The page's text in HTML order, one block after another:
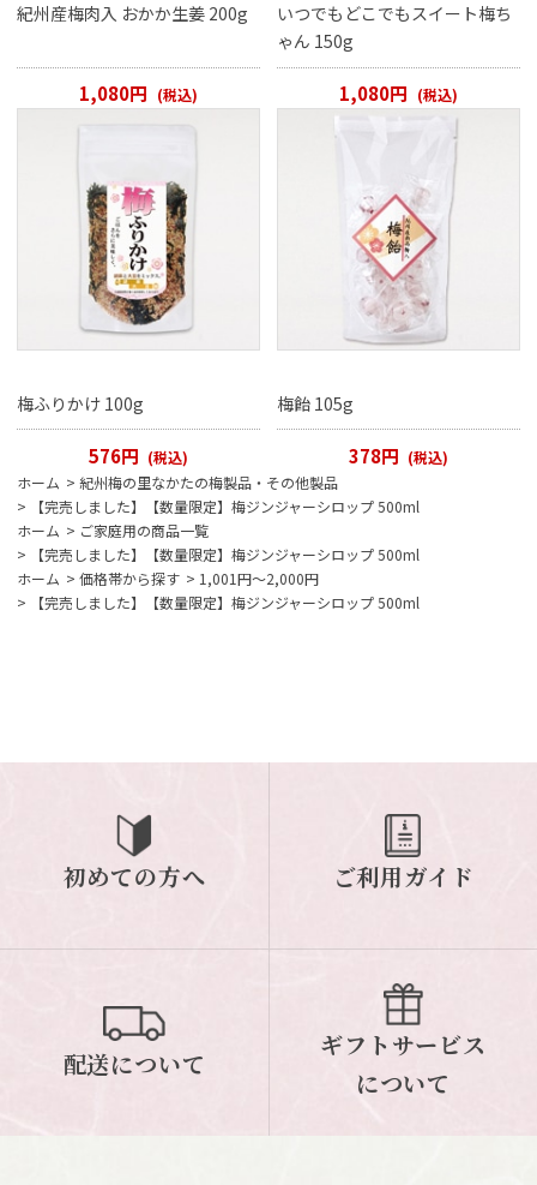
紀州産梅肉入 おかか生姜 200g
1,080円 (税込)
いつでもどこでもスイート梅ち
ゃん 150g
1,080円 (税込)
梅ふりかけ 100g
576円 (税込)
梅飴 105g
378円 (税込)
ホーム > 紀州梅の里なかたの梅製品・その他製品
>
【完売しました】【数量限定】梅ジンジャーシロップ 500ml
ホーム > ご家庭用の商品一覧
>
【完売しました】【数量限定】梅ジンジャーシロップ 500ml
ホーム > 価格帯から探す > 1,001円～2,000円
>
【完売しました】【数量限定】梅ジンジャーシロップ 500ml
初めての方へ ご利用ガイド
配送について
ギフトサービス
について